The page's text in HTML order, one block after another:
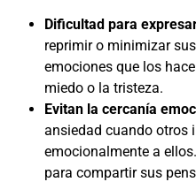
Dificultad para
reprimir o minimizar
emociones que los
miedo o la tristeza.
Evitan la cercanía
ansiedad cuando otros
emocionalmente a
para compartir sus